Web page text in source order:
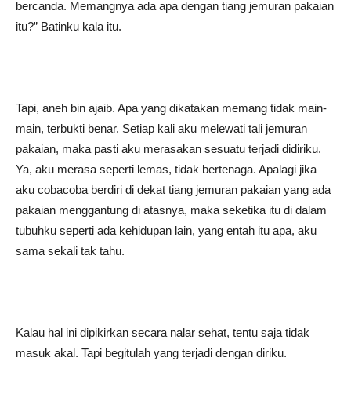
bercanda. Memangnya ada apa dengan tiang jemuran pakaian
itu?” Batinku kala itu.
Tapi, aneh bin ajaib. Apa yang dikatakan memang tidak main-
main, terbukti benar. Setiap kali aku melewati tali jemuran
pakaian, maka pasti aku merasakan sesuatu terjadi didiriku.
Ya, aku merasa seperti lemas, tidak bertenaga. Apalagi jika
aku cobacoba berdiri di dekat tiang jemuran pakaian yang ada
pakaian menggantung di atasnya, maka seketika itu di dalam
tubuhku seperti ada kehidupan lain, yang entah itu apa, aku
sama sekali tak tahu.
Kalau hal ini dipikirkan secara nalar sehat, tentu saja tidak
masuk akal. Tapi begitulah yang terjadi dengan diriku.